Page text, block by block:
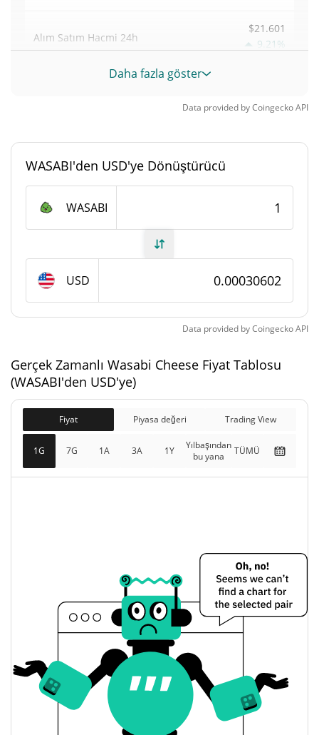
Alım Satım Hacmi 24h
$21.601
9.21%
Hacim / Piyasa Değeri
Wasabi Cheese Arzı
Toplam Arz 924.018.276,613 WASABI
Piyasa Değeri
$282.888
Tamamen Seyreltilmiş
Piyasa değeri
$282.888
Dünkü Wasabi Cheese Fiyatı
$0,00029765919 /
$0,00029097083
Dünkü Değişim 3.98%
Bitcoin Fiyat Geçmişi
7g Düşük/7g Yüksek
$0,00018307886 /
Daha fazla göster
Data provided byCoingeckoAPI
WASABI'den USD'ye Dönüştürücü
WASABI
USD
Data provided byCoingeckoAPI
Gerçek Zamanlı Wasabi Cheese Fiyat Tablosu
(WASABI'den USD'ye)
Fiyat Piyasa değeri Trading View
1G 7G 1A 3A 1Y
Yılbaşından
bu yana
TÜMÜ